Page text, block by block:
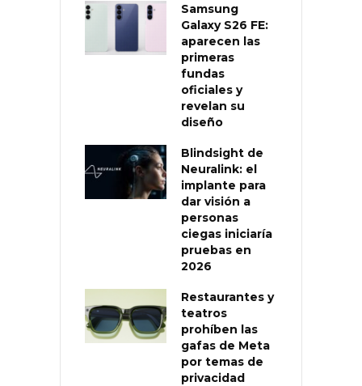
Samsung
Galaxy S26 FE:
aparecen las
primeras
fundas
oficiales y
revelan su
diseño
Blindsight de
Neuralink: el
implante para
dar visión a
personas
ciegas iniciaría
pruebas en
2026
Restaurantes y
teatros
prohíben las
gafas de Meta
por temas de
privacidad